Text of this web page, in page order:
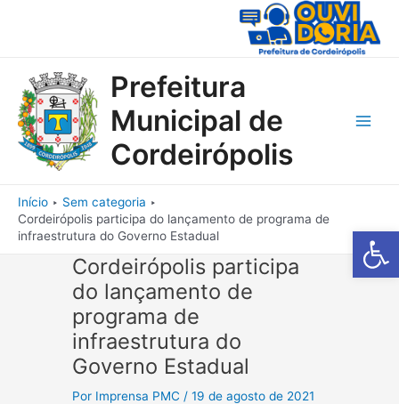
Barra de
Prefeitura
Municipal de
Cordeirópolis
Início
Sem categoria
Cordeirópolis participa do lançamento de programa de
infraestrutura do Governo Estadual
Cordeirópolis participa
do lançamento de
programa de
infraestrutura do
Governo Estadual
Por Imprensa PMC /19 de agosto de 2021